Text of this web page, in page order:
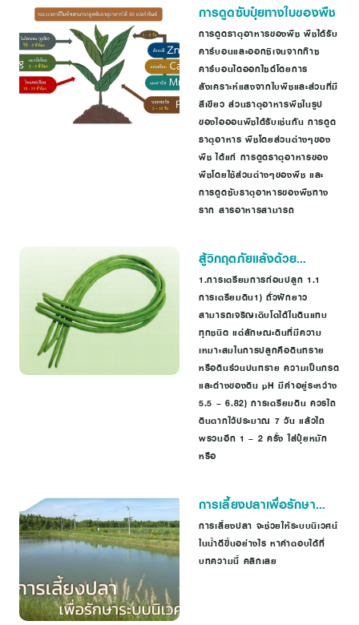
การดูดซับปุ๋ยทางใบของพืช
การดูดธาตุอาหารของพืช พืชได้รับ
คาร์บอนและออกซิเจนจากก๊าซ
คาร์บอนไดออกไซด์โดยการ
สังเคราะห์แสงจากใบพืชและส่วนที่มี
สีเขียว ส่วนธาตุอาหารพืชในรูป
ของไอออนพืชได้รับเช่นกัน การดูด
ธาตุอาหาร พืชโดยส่วนต่างๆของ
พืช ได้แก่ การดูดธาตุอาหารของ
พืชโดยใช้ส่วนต่างๆของพืช และ
การดูดซับธาตุอาหารของพืชทาง
ราก สารอาหารสามารถ
สู้วิกฤตภัยแล้งด้วย
ถั่วฝักยาว
1.การเตรียมการก่อนปลูก 1.1
การเตรียมดิน1) ถั่วฝักยาว
สามารถเจริญเติบโตได้ในดินแทบ
ทุกชนิด แต่ลักษณะดินที่มีความ
เหมาะสมในการปลูกคือดินทราย
หรือดินร่วนปนทราย ความเป็นกรด
และด่างของดิน pH มีค่าอยู่ระหว่าง
5.5 – 6.82) การเตรียมดิน ควรไถ
ดินตากไว้ประมาณ 7 วัน แล้วไถ
พรวนอีก 1 – 2 ครั้ง ใส่ปุ๋ยหมัก
หรือ
การเลี้ยงปลาเพื่อรักษา
ระบบนิเวศ
การเลี้ยงปลา จะช่วยให้ระบบนิเวศน์
ในน้ำดีขึ้นอย่างไร หาคำตอบได้ที่
บทความนี้ คลิกเลย